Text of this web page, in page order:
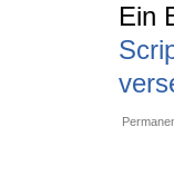
Ein